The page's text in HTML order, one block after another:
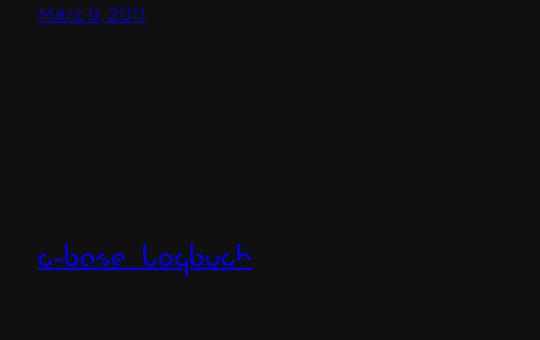
März 9, 2011
c-base logbuch